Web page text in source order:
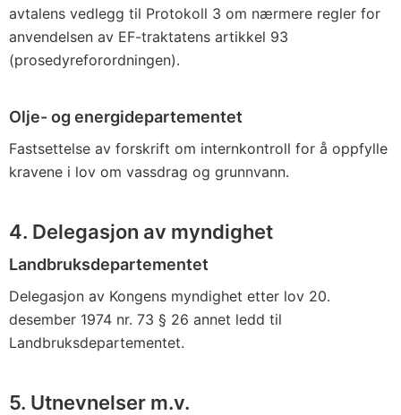
avtalens vedlegg til Protokoll 3 om nærmere regler for
anvendelsen av EF-traktatens artikkel 93
(prosedyreforordningen).
Olje- og energidepartementet
Fastsettelse av forskrift om internkontroll for å oppfylle
kravene i lov om vassdrag og grunnvann.
4. Delegasjon av myndighet
Landbruksdepartementet
Delegasjon av Kongens myndighet etter lov 20.
desember 1974 nr. 73 § 26 annet ledd til
Landbruksdepartementet.
5. Utnevnelser m.v.